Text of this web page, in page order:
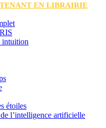
EN LIBRAIRIE
intuition
étoiles
l’intelligence artificielle